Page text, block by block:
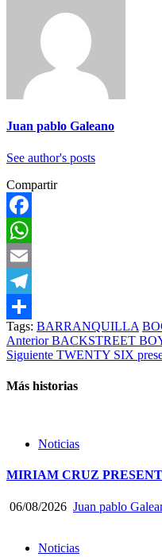
Juan pablo Galeano
See author's posts
Compartir
Facebook
WhatsApp
Email
Telegram
Compartir
Tags: BARRANQUILLA
Post
navigation
AnteriorBACKSTREET
Siguiente TWENTY SIX
Más historias
Noticias
MIRIAM CRUZ
06/08/2026 Juan pablo
Noticias